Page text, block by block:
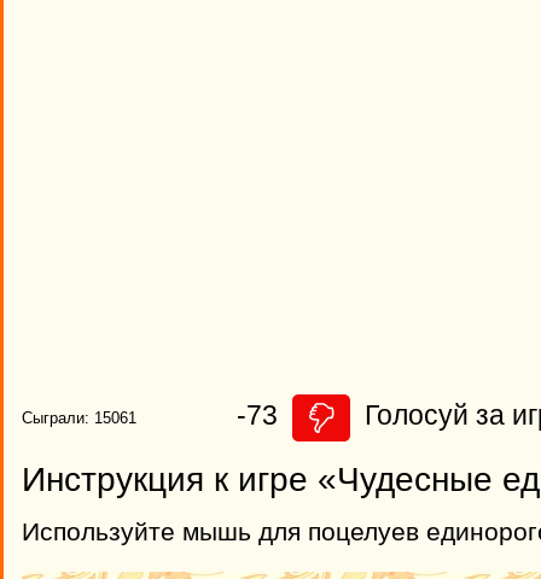
Сыграли: 15061 -73 Голосуй за
Инструкция к игре «Чудесные
Используйте мышь для поцелуев